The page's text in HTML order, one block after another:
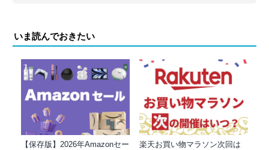
いま読んでおきたい
【保存版】2026年Amazonセー
楽天お買い物マラソン次回は